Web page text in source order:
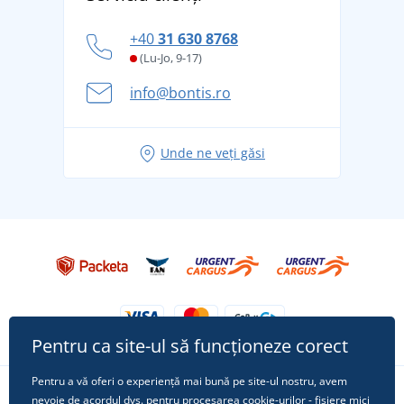
și în siguranță
Aventura de vară începe cu bagajul - pregătiți-vă
pentru vacanță fără griji
Tricoul preferat City în rol principal: ținute pentru
+4031 630 8768
(Lu-Jo, 9-17)
info@bontis.ro
Unde ne veți găsi
Pentru ca site-ul să funcționeze corect
Pentru a vă oferi o experiență mai bună pe site-ul nostru, avem
nevoie de acordul dvs. pentru procesarea cookie-urilor- fișiere mici